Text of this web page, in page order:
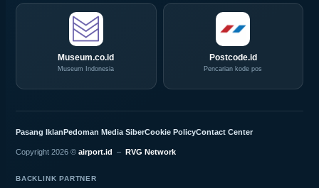
Museum.co.id
Museum Indonesia
Postcode.id
Pencarian kode pos
Pasang IklanPedoman Media SiberCookie PolicyContact Center
Copyright 2026 © airport.id – RVG Network
BACKLINK PARTNER